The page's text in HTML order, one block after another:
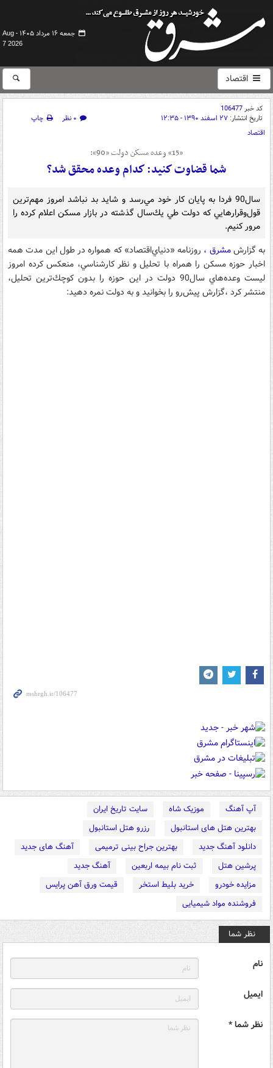
جمعه ۱۶ مرداد ۱۴۰۵ -
Aug
7 2026
اقتصاد
کد خبر106477
تاریخ انتشار: ۲۷ اسفند ۱۳۹۰ - ۱۲:۳۵ ۰ نظر
چاپ
اقتصاد
«15» وعده مسكن دولت «90»:
شما قضاوت كنيد: كدام وعده محقق شد؟
سال90 فردا به پايان كار خود مي‌رسد و شايد بد نباشد امروز مهم‌ترين
قول‌وقرارهايي كه دولت طي يك‌سال گذشته در بازار مسكن اعلام كرده را
مرور كنيم.
به گزارشمشرق ، روزنامه «دنياي‌اقتصاد» كه همواره در طول اين مدت همه
اخبار حوزه مسكن را همراه با تحليل و ‌نظر كارشناسي، منعكس كرده امروز
ليست وعده‌هاي سال90 دولت در اين حوزه را بدون كوچك‌ترين تحليل،
منتشر كرد ،گزارش پيش‌رو را بخوانيد و به دولت نمره دهيد:
آپ آهنگ موزیک شاه
سایت تاریخ ایران
بهترین هتل های استانبول
رزرو هتل استانبول
دانلود آهنگ جدید
بهترین جراح بینی ترمیمی
آهنگ های جدید
پرشین هتل
ثبت نام بیمه اربعین
آهنگ جدید
مزایده خودرو
خرید بلیط استخر
قیمت ورق آهن پرایس
فروشنده مواد شیمیایی
نظر شما
نام
ایمیل
نظر شما *